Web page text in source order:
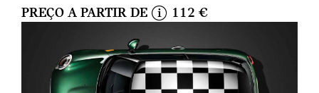
PREÇO A PARTIR DE
n
f
112 €